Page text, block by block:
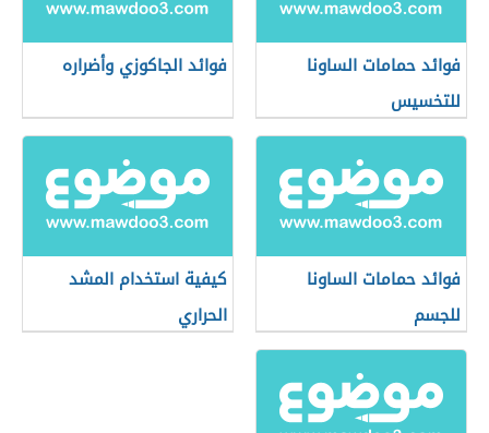
فوائد حمامات الساونا
للتخسيس
فوائد الجاكوزي وأضراره
فوائد حمامات الساونا
للجسم
كيفية استخدام المشد
الحراري